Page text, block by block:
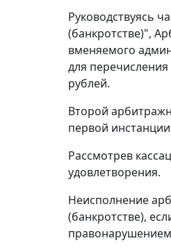
Руководствуясь
(банкротстве)",
вменяемого
для
рублей.
Второй
первой
Рассмотрев
удовлетворения.
Неисполнение
(банкротстве),